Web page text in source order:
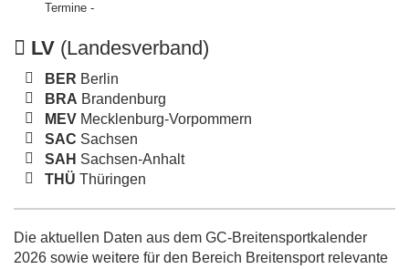
Termine -
LV (Landesverband)
BER Berlin
BRA Brandenburg
MEV Mecklenburg-Vorpommern
SAC Sachsen
SAH Sachsen-Anhalt
THÜ Thüringen
Die aktuellen Daten aus dem GC-Breitensportkalender
2026 sowie weitere für den Bereich Breitensport relevante